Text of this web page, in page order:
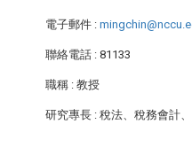
電子郵件 :
聯絡電話 : 81133
職稱 : 教授
研究專長 : 稅法、稅務會計